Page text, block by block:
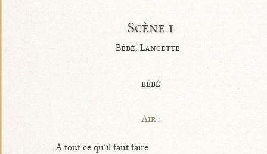
Scène i
Bébé, Lancette
bébé
Air :
À tout ce qu’il faut faire